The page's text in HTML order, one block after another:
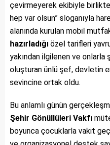
çevirmeyerek ekibiyle birlikte
hep var olsun” sloganıyla
alanında kurulan mobil
hazırladığı özel tarifleri
yakından ilgilenen ve
oluşturan ünlü şef, devletin
sevincine ortak oldu.
Bu anlamlı günün
Şehir Gönüllüleri Vakfı
boyunca çocuklarla vakit